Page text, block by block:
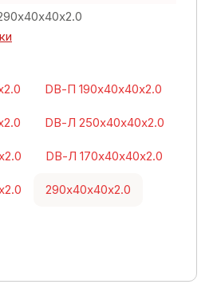
DВ-П 190х40х40х2.0
DВ-Л 250х40х40х2.0
DВ-Л 170х40х40х2.0
290х40х40х2.0